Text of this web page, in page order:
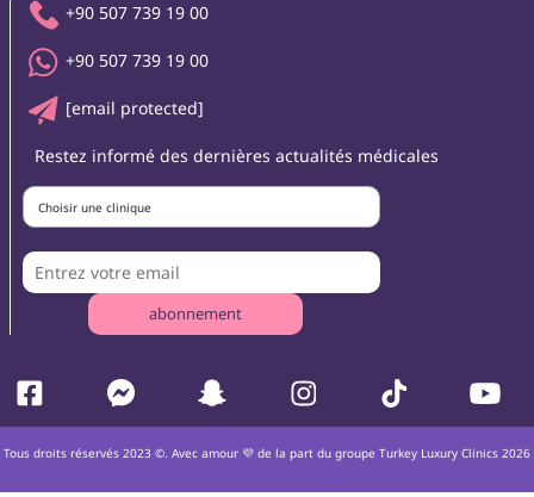
+90 507 739 19 00
+90 507 739 19 00
[email protected]
Restez informé des dernières actualités médicales
Choisir une clinique
abonnement
Tous droits réservés 2023 ©. Avec amour 💜 de la part du groupe Turkey Luxury Clinics 2026